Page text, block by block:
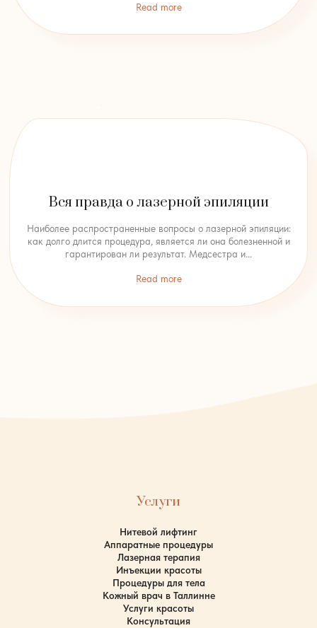
Read more
Вся правда о лазерной эпиляции
Наиболее распространенные вопросы о лазерной эпиляции:
как долго длится процедура, является ли она болезненной и
гарантирован ли результат. Медсестра и...
Read more
Услуги
Нитевой лифтинг
Аппаратные процедуры
Лазерная терапия
Инъекции красоты
Процедуры для тела
Кожный врач в Таллинне
Услуги красоты
Консультация